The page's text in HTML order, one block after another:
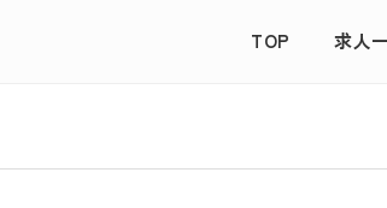
TOP 求人